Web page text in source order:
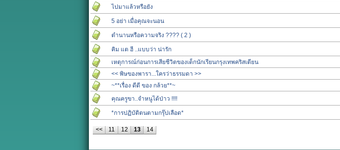
ไปมาแล้วหรือยัง
5 อย่า เมื่อคุณจะนอน
ตำนานหรือความจริง ???? ( 2 )
คิม แต ฮี ..แบบว่า น่ารัก
เหตุการณ์ก่อนการเสียชีวิตของเด็กนักเรียนกรุงเทพคริสเตียน
<< พิษของพารา...ใครว่าธรรมดา >>
~**เรื่อง ดีดี ของ กล้วย**~
คุณครูขา..จำหนูได้ป่าว !!!!
*การปฏิบัติตนตามกรุ๊ปเลือด*
<< 11 12 13 14